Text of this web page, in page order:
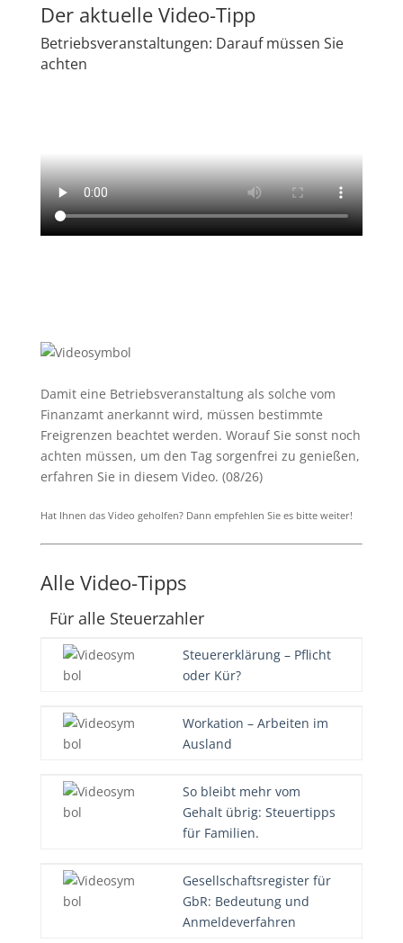
Der aktuelle Video-Tipp
Betriebsveranstaltungen: Darauf müssen Sie
achten
Damit eine Betriebsveranstaltung als solche vom
Finanzamt anerkannt wird, müssen bestimmte
Freigrenzen beachtet werden. Worauf Sie sonst noch
achten müssen, um den Tag sorgenfrei zu genießen,
erfahren Sie in diesem Video. (08/26)
Hat Ihnen das Video geholfen? Dann empfehlen Sie es bitte weiter!
Alle Video-Tipps
Für alle Steuerzahler
Steuererklärung – Pflicht
oder Kür?
Workation – Arbeiten im
Ausland
So bleibt mehr vom
Gehalt übrig: Steuertipps
für Familien.
Gesellschaftsregister für
GbR: Bedeutung und
Anmeldeverfahren